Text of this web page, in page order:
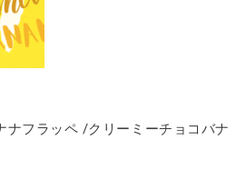
ナフラッペ /クリーミーチョコバナ